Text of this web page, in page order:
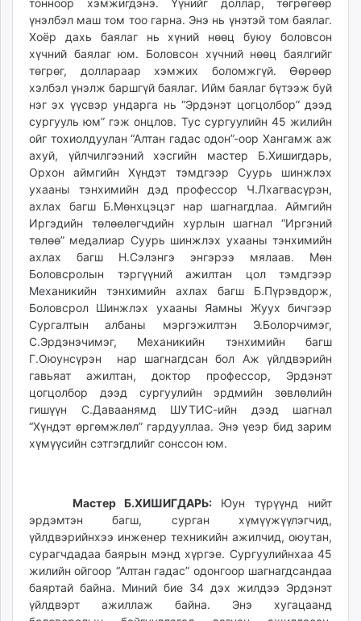
тонноор хэмжигдэнэ. Үүнийг доллар, төгрөгөөр
үнэлбэл маш том тоо гарна. Энэ нь үнэтэй том баялаг.
Хоёр дахь баялаг нь хүний нөөц буюу боловсон
хүчний баялаг юм. Боловсон хүчний нөөц баялгийг
төгрөг, доллараар хэмжих боломжгүй. Өөрөөр
хэлбэл үнэлж баршгүй баялаг. Ийм баялаг бүтээж буй
нэг эх үүсвэр ундарга нь “Эрдэнэт цогцолбор” дээд
сургууль юм” гэж онцлов. Тус сургуулийн 45 жилийн
ойг тохиолдуулан “Алтан гадас одон”-оор Хангамж аж
ахуй, үйлчилгээний хэсгийн мастер Б.Хишигдарь,
Орхон аймгийн Хүндэт тэмдгээр Суурь шинжлэх
ухааны тэнхимийн дэд профессор Ч.Лхагвасүрэн,
ахлах багш Б.Мөнхцэцэг нар шагнагдлаа. Аймгийн
Иргэдийн төлөөлөгчдийн хурлын шагнал “Иргэний
төлөө” медалиар Суурь шинжлэх ухааны тэнхимийн
ахлах багш Н.Сэлэнгэ энгэрээ мялаав. Мөн
Боловсролын тэргүүний ажилтан цол тэмдгээр
Механикийн тэнхимийн ахлах багш Б.Пүрэвдорж,
Боловсрол Шинжлэх ухааны Яамны Жуух бичгээр
Сургалтын албаны мэргэжилтэн Э.Болорчимэг,
С.Эрдэнэчимэг, Механикийн тэнхимийн багш
Г.Оюунсүрэн нар шагнагдсан бол Аж үйлдвэрийн
гавьяат ажилтан, доктор профессор, Эрдэнэт
цогцолбор дээд сургуулийн эрдмийн зөвлөлийн
гишүүн С.Даваанямд ШУТИС-ийн дээд шагнал
“Хүндэт өргөмжлөл” гардууллаа. Энэ үеэр бид зарим
хүмүүсийн сэтгэгдлийг сонссон юм.
Мастер Б.ХИШИГДАРЬ: Юун түрүүнд нийт
эрдэмтэн багш, сурган хүмүүжүүлэгчид,
үйлдвэрийнхээ инженер техникийн ажилчид, оюутан,
сурагчдадаа баярын мэнд хүргэе. Сургуулийнхаа 45
жилийн ойгоор “Алтан гадас” одонгоор шагнагдсандаа
баяртай байна. Миний бие 34 дэх жилдээ Эрдэнэт
үйлдвэрт ажиллаж байна. Энэ хугацаанд